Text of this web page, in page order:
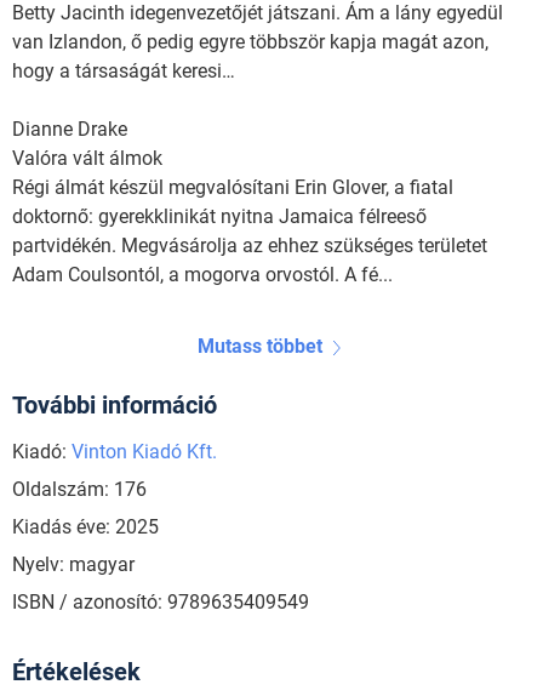
Betty Jacinth idegenvezetőjét játszani. Ám a lány egyedül
van Izlandon, ő pedig egyre többször kapja magát azon,
hogy a társaságát keresi…
Dianne Drake
Valóra vált álmok
Régi álmát készül megvalósítani Erin Glover, a fiatal
doktornő: gyerekklinikát nyitna Jamaica félreeső
partvidékén. Megvásárolja az ehhez szükséges területet
Adam Coulsontól, a mogorva orvostól. A fé...
Mutass többet
További információ
Kiadó: Vinton Kiadó Kft.
Oldalszám: 176
Kiadás éve: 2025
Nyelv: magyar
ISBN / azonosító: 9789635409549
Értékelések